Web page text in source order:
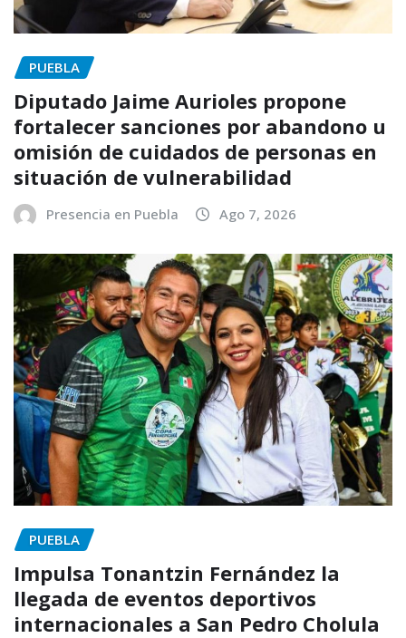
PUEBLA
Diputado Jaime Aurioles propone
fortalecer sanciones por abandono u
omisión de cuidados de personas en
situación de vulnerabilidad
Presencia en Puebla Ago 7, 2026
PUEBLA
Impulsa Tonantzin Fernández la
llegada de eventos deportivos
internacionales a San Pedro Cholula